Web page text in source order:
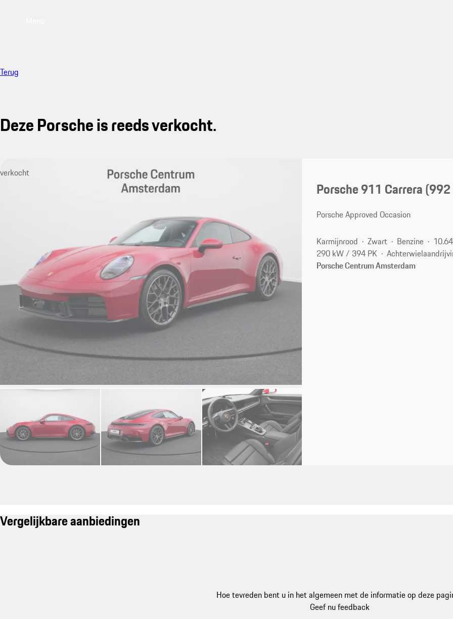
Terug
Deze Porsche is reeds verkocht.
verkocht
Porsche 911 Carrera
Porsche Approved Occasion
Karmijnrood Zwart Benzine
290 kW / 394 PK
Porsche Centrum Amsterdam
Vergelijkbare aanbiedingen
Hoe tevreden bent u in het algemeen met de informatie op deze
Geef nu feedback